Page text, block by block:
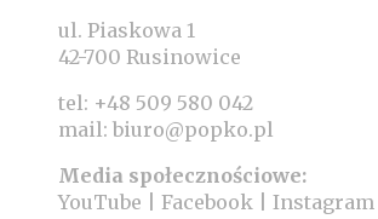
ul. Piaskowa 1
42-700 Rusinowice
tel: +48 509 580 042
mail: biuro@popko.pl
Media społecznościowe:
YouTube
Facebook Instagram